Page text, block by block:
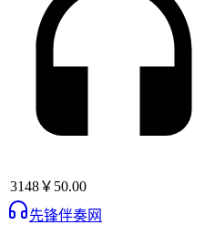
3148￥50.00
先锋伴奏网